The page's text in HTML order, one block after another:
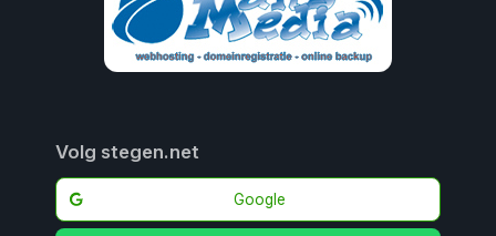
Volg stegen.net
Google